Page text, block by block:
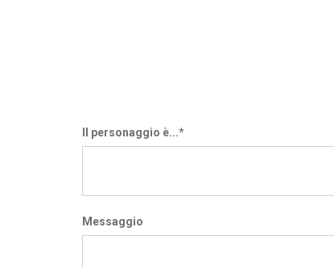
Il personaggio è...*
Messaggio